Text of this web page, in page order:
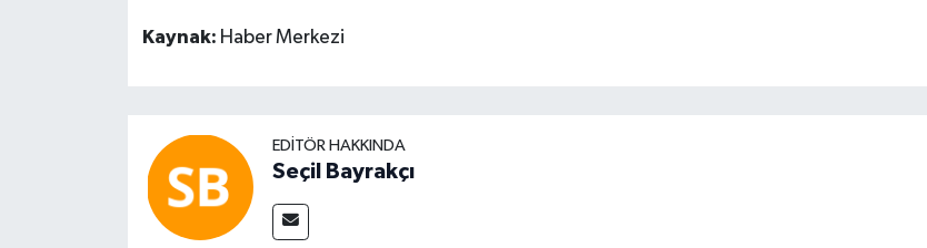
Kaynak: Haber Merkezi
EDITÖR HAKKINDA
Seçil Bayrakçı